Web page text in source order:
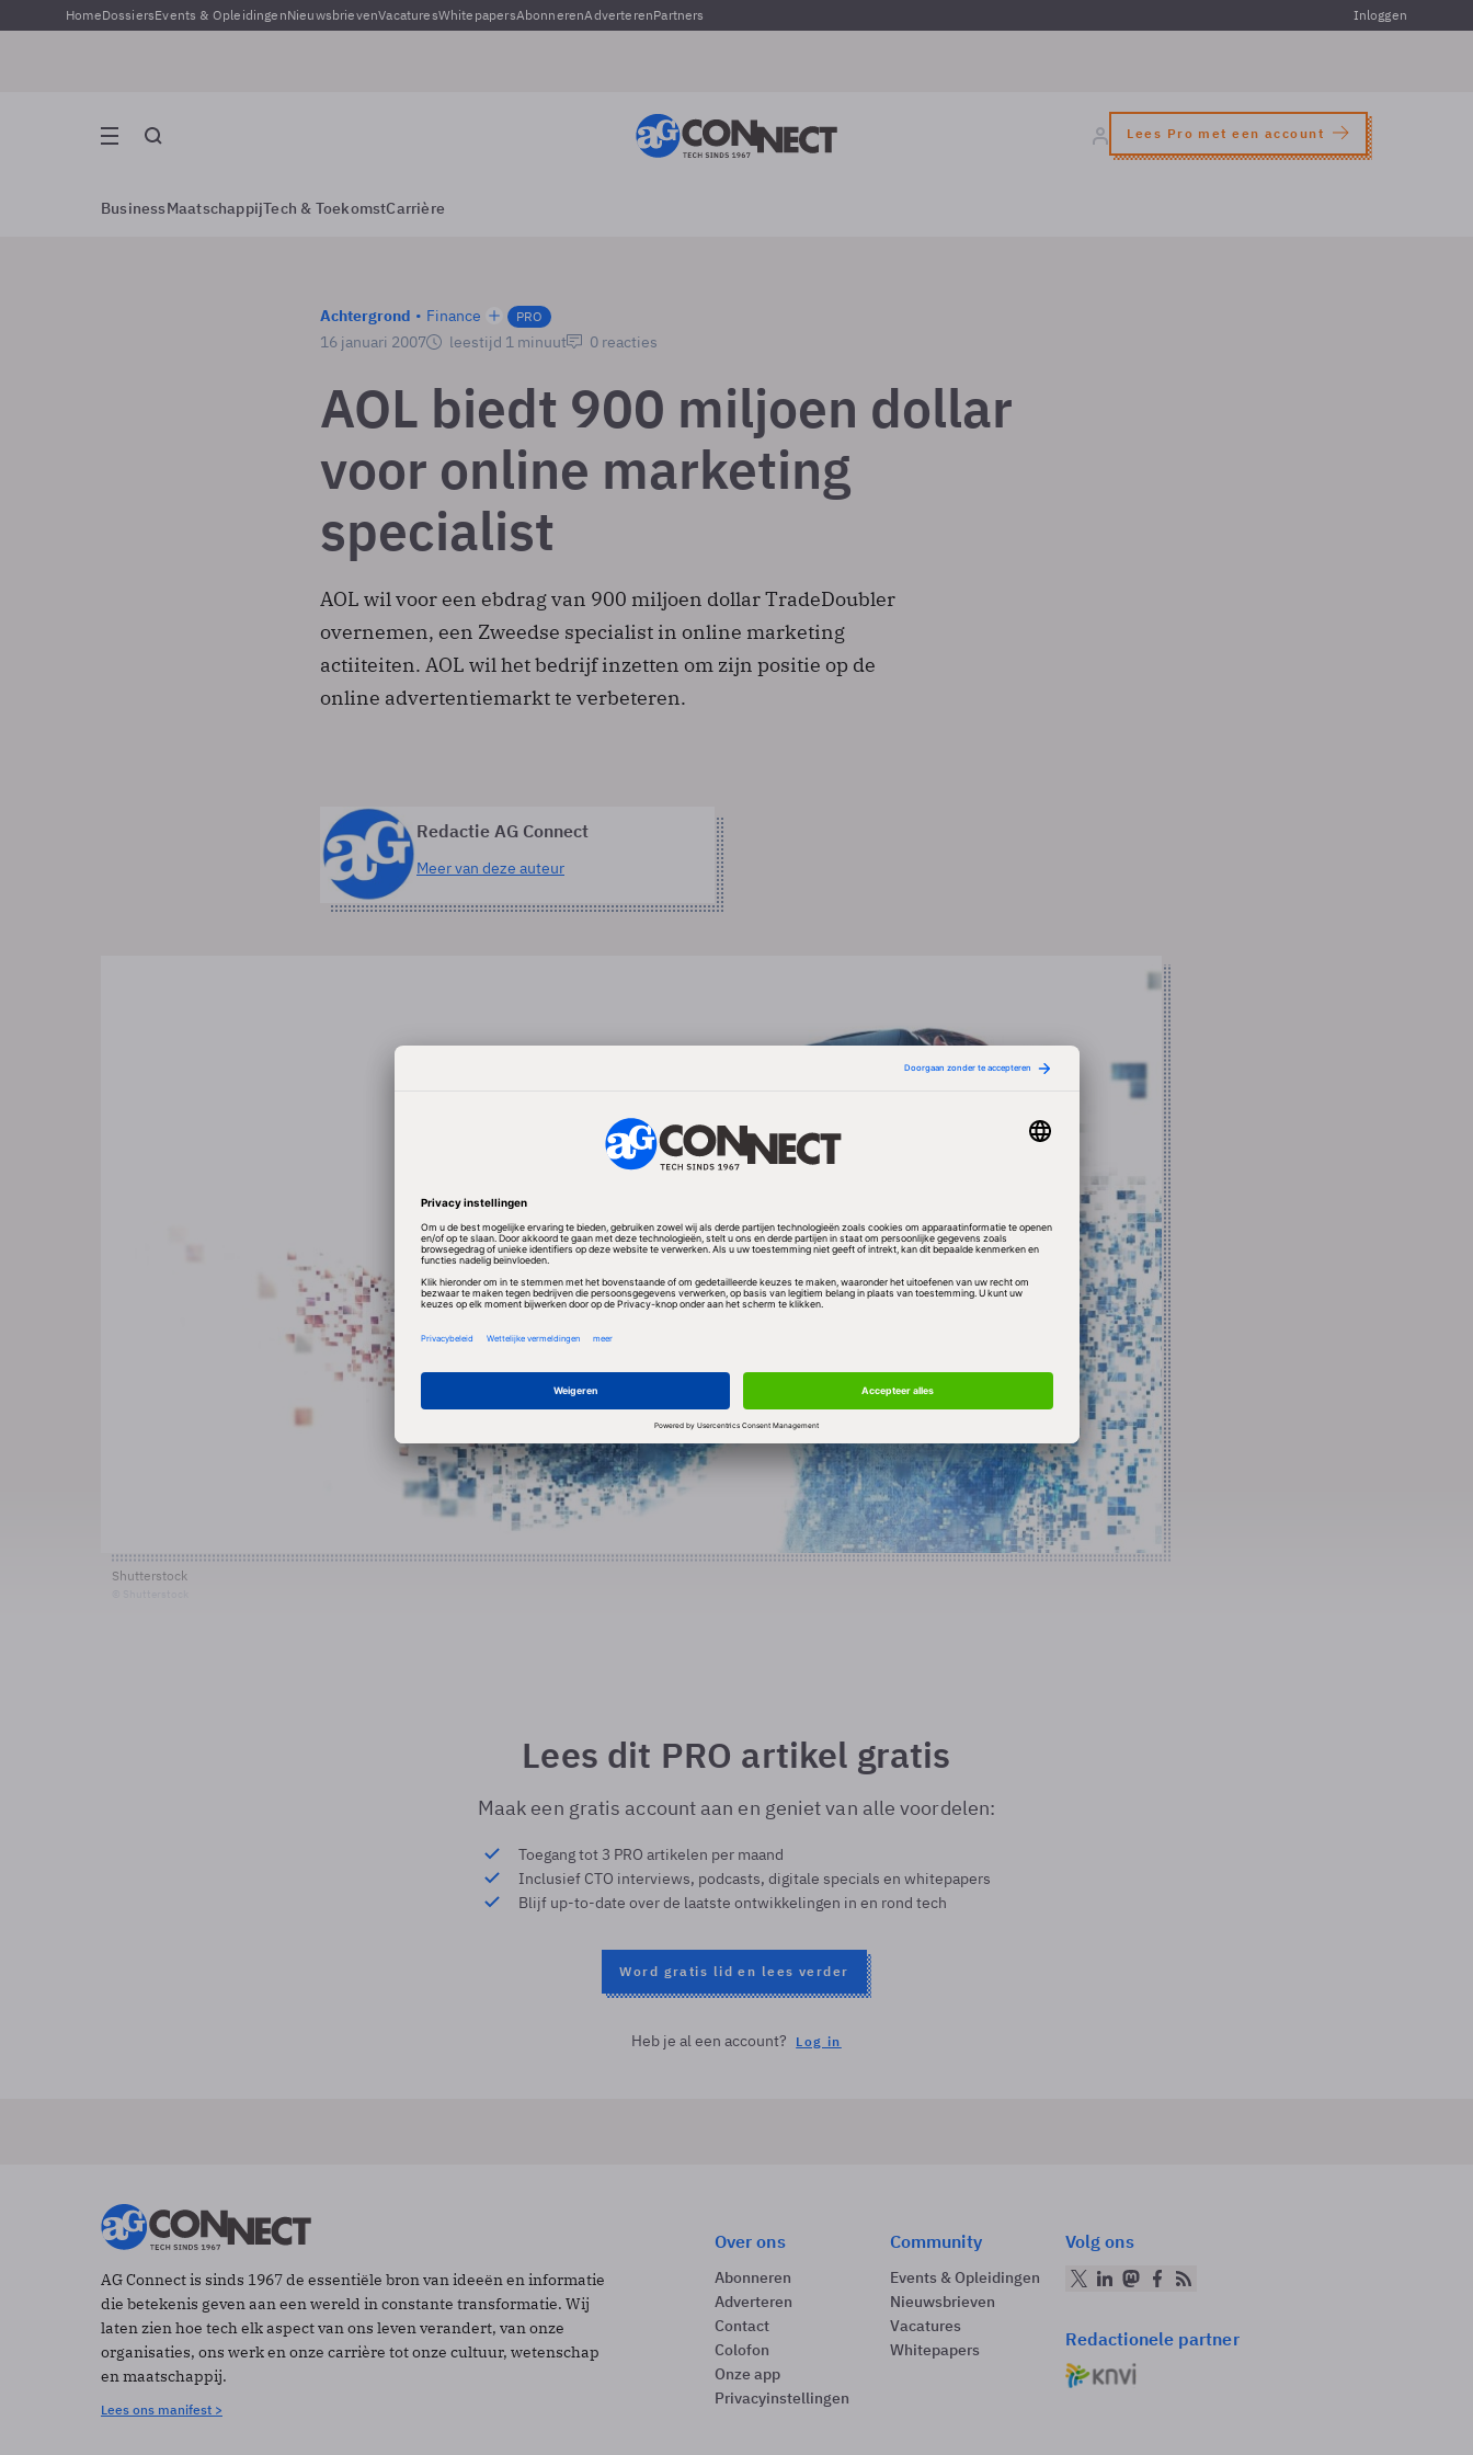
HomeDossiersEvents & OpleidingenNieuwsbrievenVacaturesWhitepapersAbonnerenAdverterenPartners Inloggen
Lees Pro met een account
BusinessMaatschappijTech & ToekomstCarrière
Achtergrond Finance PRO
16 januari 2007 leestijd 1 minuut 0 reacties
AOL biedt 900 miljoen dollar
voor online marketing
specialist
AOL wil voor een ebdrag van 900 miljoen dollar TradeDoubler
overnemen, een Zweedse specialist in online marketing
actiiteiten. AOL wil het bedrijf inzetten om zijn positie op de
online advertentiemarkt te verbeteren.
Redactie AG Connect
Meer van deze auteur
Shutterstock
Lees dit PRO artikel gratis
Maak een gratis account aan en geniet van alle voordelen:
Toegang tot 3 PRO artikelen per maand
Inclusief CTO interviews, podcasts, digitale specials en whitepapers
Blijf up-to-date over de laatste ontwikkelingen in en rond tech
Word gratis lid en lees verder
Heb je al een account? Log in
AG Connect is sinds 1967 de essentiële bron van ideeën en informatie
die betekenis geven aan een wereld in constante transformatie. Wij
laten zien hoe tech elk aspect van ons leven verandert, van onze
organisaties, ons werk en onze carrière tot onze cultuur, wetenschap
en maatschappij.
Lees ons manifest >
Over ons
Abonneren
Adverteren
Contact
Colofon
Onze app
Privacyinstellingen
Community
Events & Opleidingen
Nieuwsbrieven
Vacatures
Whitepapers
Volg ons
Redactionele partner